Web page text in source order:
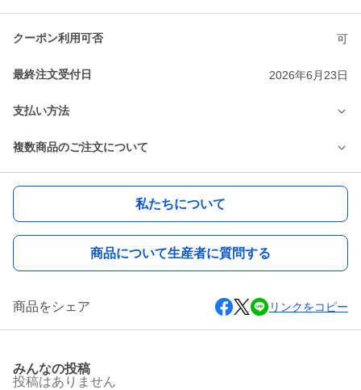
クーポン利用可否 可
最終注文受付日 2026年6月23日
支払い方法
複数商品のご注文について
私たちについて
商品について生産者に質問する
商品をシェア リンクをコピー
みんなの投稿
投稿はありません